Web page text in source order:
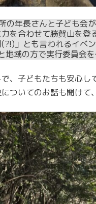
の年長さんと子ども会
を合わせて勝賀山を登
」とも言われるイベ
域の方で実行委員会を
、子どもたちも安心
ついてのお話も聞けて